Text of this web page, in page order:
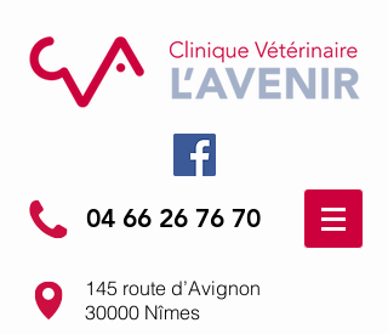
04 66 26 76 70
145 route d’Avignon
30000 Nîmes